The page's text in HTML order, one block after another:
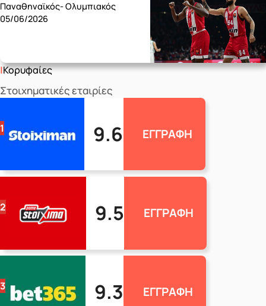
Παναθηναϊκός- Ολυμπιακός
05/06/2026
Κορυφαίες
Στοιχηματικές εταιρίες
1 9.6 ΕΓΓΡΑΦΗ
2 9.5 ΕΓΓΡΑΦΗ
3 9.3 ΕΓΓΡΑΦΗ